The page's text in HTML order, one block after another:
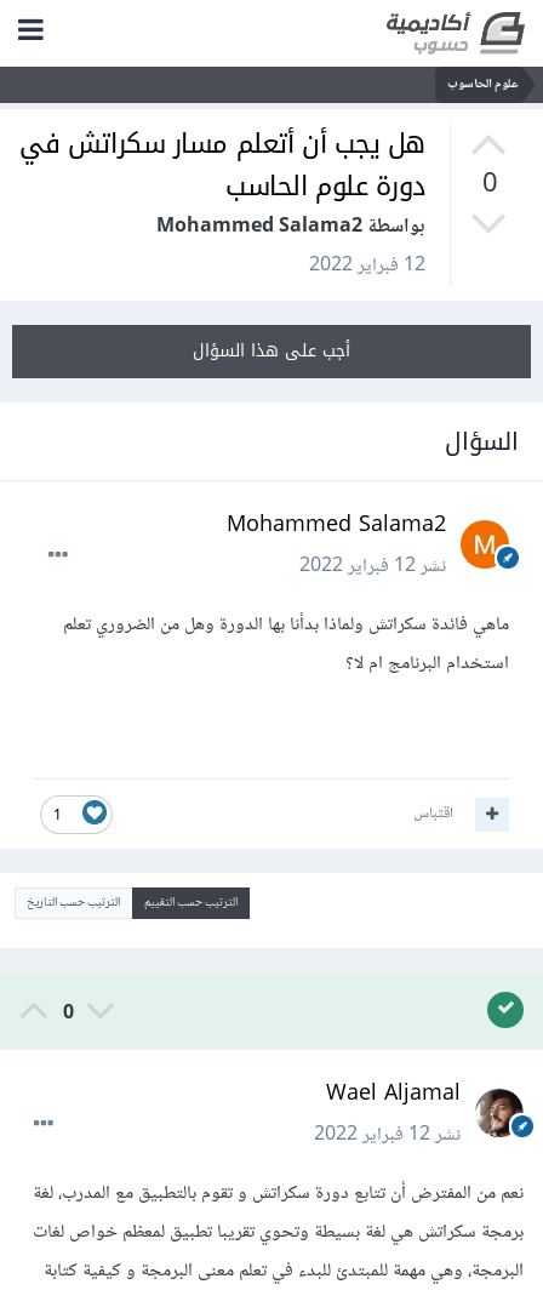
علوم الحاسوب
0
هل يجب أن أتعلم مسار سكراتش في
دورة علوم الحاسب
بواسطة Mohammed Salama2
12 فبراير 2022
أجب على هذا السؤال
السؤال
Mohammed Salama2
نشر12 فبراير 2022
ماهي فائدة سكراتش ولماذا بدأنا بها الدورة وهل من الضروري تعلم
استخدام البرنامج ام لا؟
1 اقتباس
الترتيب حسب التقييم الترتيب حسب التاريخ
0
Wael Aljamal
نشر12 فبراير 2022
نعم من المفترض أن تتابع دورة سكراتش و تقوم بالتطبيق مع المدرب، لغة
برمجة سكراتش هي لغة بسيطة وتحوي تقريبا تطبيق لمعظم خواص لغات
البرمجة، وهي مهمة للمبتدئ للبدء في تعلم معنى البرمجة و كيفية كتابة